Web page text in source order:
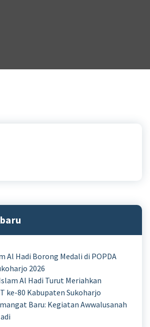
Al Hadi Borong Medali di POPDA
2026
Al Hadi Turut Meriahkan
ke-80 Kabupaten Sukoharjo
Baru: Kegiatan Awwalusanah